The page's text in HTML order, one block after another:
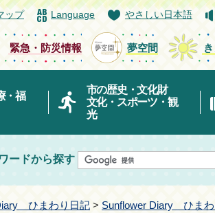
ップ Language やさしい日本語
緊急・防災情報 夢空間
・福
市の歴史・文化財
文化・スポーツ・観
光
ードから探す
ひまわり日記 > Sunflower Diary ひま